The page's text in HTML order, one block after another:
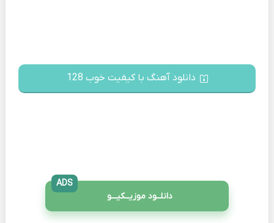
دانلود آهنگ با کیفیت خوب 128
دانلــود موزیــکیـــو
ADS